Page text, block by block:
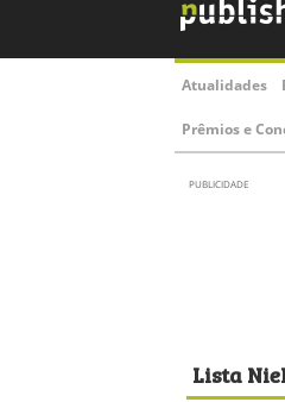
Atualidades
Prêmios e
PUBLICIDADE
Lista